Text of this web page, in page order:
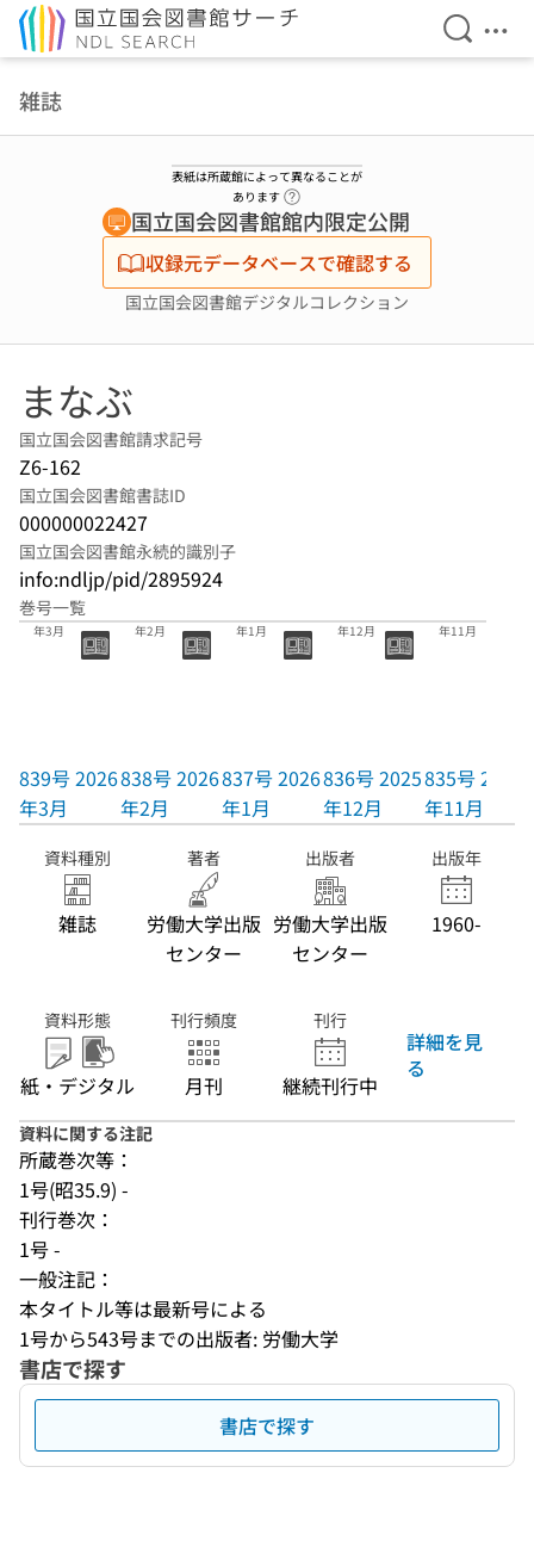
検索を
メ
雑誌
表紙は所蔵館によって異なることが
あります
国立国会図書館館内限定公開
収録元データベースで確認する
国立国会図書館デジタルコレクション
まなぶ
国立国会図書館請求記号
Z6-162
国立国会図書館書誌ID
000000022427
国立国会図書館永続的識別子
info:ndljp/pid/2895924
巻号一覧
839号 2026
年3月
839号 2026
年3月
年2月
838号 2026
年2月
年1月
837号 2026
年1月
年12月
836号 2025
年12月
年11月
835号 2025
年11月
資料種別
雑誌
著者
労働大学出版
センター
出版者
労働大学出版
センター
出版年
1960-
資料形態
紙・デジタル
刊行頻度
月刊
刊行
継続刊行中
詳細を見
る
資料に関する注記
所蔵巻次等：
1号(昭35.9) -
刊行巻次：
1号 -
一般注記：
本タイトル等は最新号による
1号から543号までの出版者: 労働大学
書店で探す
書店で探す